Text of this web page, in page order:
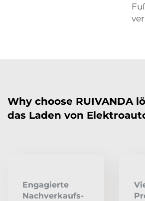
Why choose RUIVANDA
das Laden von
Engagierte
Nachverkaufs-